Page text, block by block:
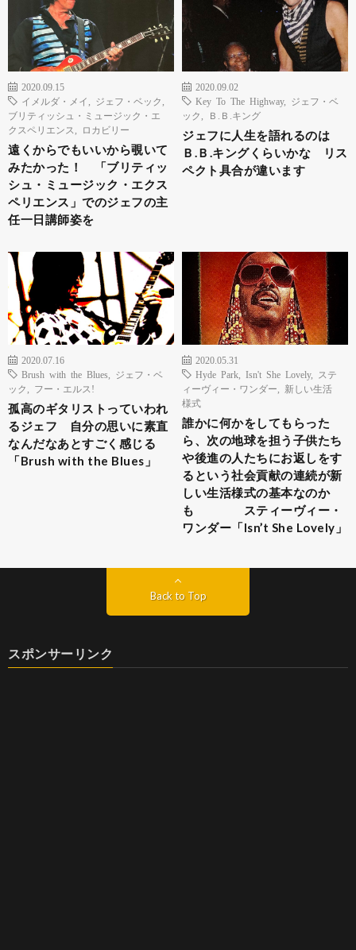
2020.09.15
イメルダ・メイ
ジェフ・ベック
ブリティッシュ・ミュージック・エ
クスペリエンス
ロカビリー
遠くからでもいいから覗いて
みたかった！ 「ブリティッ
シュ・ミュージック・エクス
ペリエンス」でのジェフの主
任一日講師姿を
2020.09.02
Key To The Highway, ジェフ・ベ
ック
Ｂ.Ｂ.キング
ジェフに人生を語れるのは
Ｂ.Ｂ.キングくらいかな リス
ペクト具合が違います
2020.07.16
Brush with the Blues
ジェフ・ベ
ック
フー・エルス!
孤高のギタリストっていわれ
るジェフ 自分の思いに素直
なんだなあとすごく感じる
「Brush with the Blues」
2020.05.31
Hyde Park
Isn't She Lovely,
ステ
ィーヴィー・ワンダー
新しい生活
様式
誰かに何かをしてもらった
ら、次の地球を担う子供たち
や後進の人たちにお返しをす
るという社会貢献の連続が新
しい生活様式の基本なのか
も スティーヴィー・
ワンダー「Isn’t She Lovely」
Back to Top
スポンサーリンク